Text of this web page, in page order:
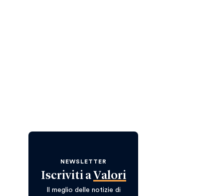
NEWSLETTER
Iscriviti a Valori
Il meglio delle notizie di